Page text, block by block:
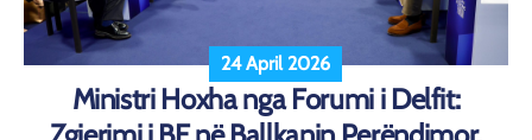
24 April 2026
Ministri Hoxha nga Forumi i Delfit: